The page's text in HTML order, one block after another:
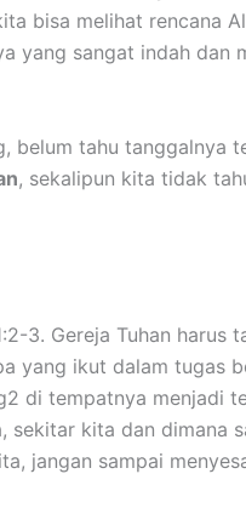
bisa melihat rencana
yang sangat indah dan
belum tahu tanggalnya
, sekalipun kita tidak
3. Gereja Tuhan harus
yang ikut dalam tugas
di tempatnya menjadi
kita dan dimana
jangan sampai